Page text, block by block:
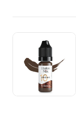
Количество